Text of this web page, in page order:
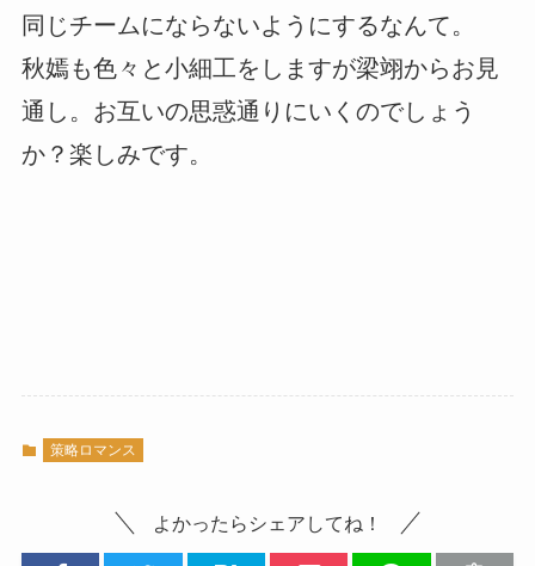
同じチームにならないようにするなんて。
秋嫣も色々と小細工をしますが梁翊からお見
通し。お互いの思惑通りにいくのでしょう
か？楽しみです。
策略ロマンス
よかったらシェアしてね！